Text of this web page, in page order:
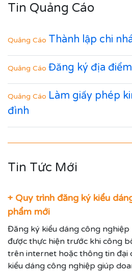
Tin Quảng Cáo
Quảng Cáo Thành lập chi
Quảng Cáo Đăng ký địa
Quảng Cáo Làm giấy phép
đình
Tin Tức Mới
+ Quy trình đăng ký kiểu
phẩm mới
Đăng ký kiểu dáng công
được thực hiện trước khi công
trên internet hoặc thông tin đại
kiểu dáng công nghiệp giúp